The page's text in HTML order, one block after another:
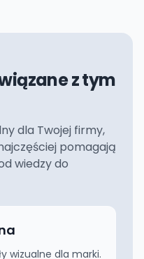
z tym
dla Twojej firmy,
pomagają
wiedzy do
wizualne dla marki.